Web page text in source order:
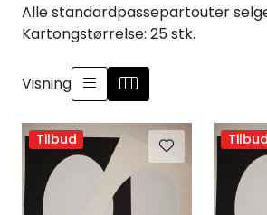
Alle standardpassepartouter
Kartongstørrelse: 25 stk.
Visning
Tilbud Tilbud
Innrammede bilder
Canvas
Glass art
Malerier